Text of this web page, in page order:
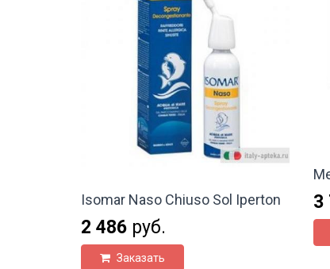
Isomar Naso Chiuso Sol Iperton
2 486 руб.
Заказать
3